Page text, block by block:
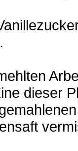
dieser